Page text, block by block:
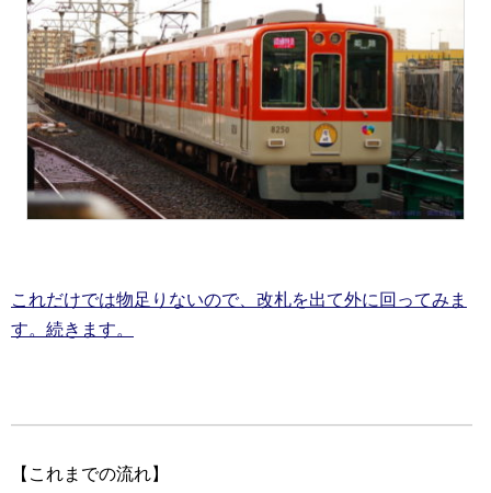
これだけでは物足りないので、改札を出て外に回ってみま
す。続きます。
【これまでの流れ】